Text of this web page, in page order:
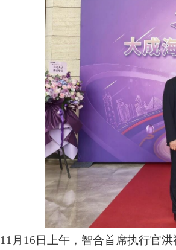
11月16日上午，智合首席执行官